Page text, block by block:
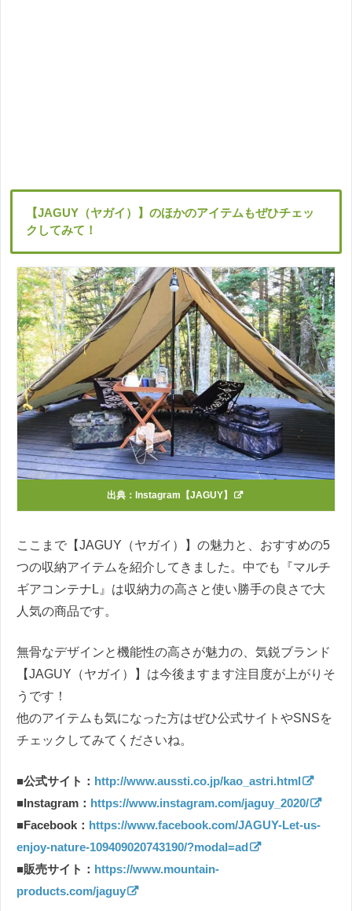
【JAGUY（ヤガイ）】のほかのアイテムもぜひチェッ
クしてみて！
出典： Instagram【JAGUY】
ここまで【JAGUY（ヤガイ）】の魅力と、おすすめの5
つの収納アイテムを紹介してきました。中でも『マルチ
ギアコンテナL』は収納力の高さと使い勝手の良さで大
人気の商品です。
無骨なデザインと機能性の高さが魅力の、気鋭ブランド
【JAGUY（ヤガイ）】は今後ますます注目度が上がりそ
うです！
他のアイテムも気になった方はぜひ公式サイトやSNSを
チェックしてみてくださいね。
■公式サイト： http://www.aussti.co.jp/kao_astri.html
■Instagram： https://www.instagram.com/jaguy_2020/
■Facebook： https://www.facebook.com/JAGUY-Let-us-
enjoy-nature-109409020743190/?modal=ad
■販売サイト： https://www.mountain-
products.com/jaguy